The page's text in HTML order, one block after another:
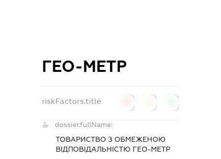
ГЕО-МЕТР
riskFactors.title
dossier.fullName:
ТОВАРИСТВО З ОБМЕЖЕНОЮ
ВІДПОВІДАЛЬНІСТЮ ГЕО-МЕТР